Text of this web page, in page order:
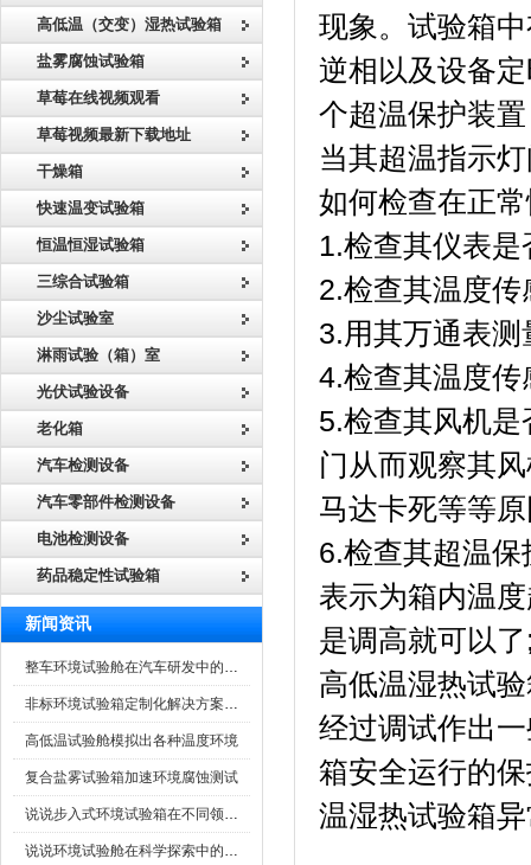
高低温（交变）湿热试验箱
盐雾腐蚀试验箱
草莓在线视频观看
草莓视频最新下载地址
干燥箱
快速温变试验箱
恒温恒湿试验箱
三综合试验箱
沙尘试验室
淋雨试验（箱）室
光伏试验设备
老化箱
汽车检测设备
汽车零部件检测设备
电池检测设备
药品稳定性试验箱
新闻资讯
整车环境试验舱在汽车研发中的作用
非标环境试验箱定制化解决方案在可靠性测试中的重要性
高低温试验舱模拟出各种温度环境
复合盐雾试验箱加速环境腐蚀测试
说说步入式环境试验箱在不同领域的应用
说说环境试验舱在科学探索中的作用
现象。试验箱
逆相以及设备定
个超温保护装置
当其超温指示灯
如何检查在正
1.检查其仪表
2.检查其温度
3.用其万通表
4.检查其温度
5.检查其风机是
门从而观察其风
马达卡死等等原
6.检查其超温保
表示为箱内温度
是调高就可以
高低温湿热试验
经过调试作出一
箱安全运行的保
温湿热试验箱异